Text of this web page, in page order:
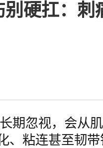
硬扛：
期忽视，会从
、粘连甚至韧